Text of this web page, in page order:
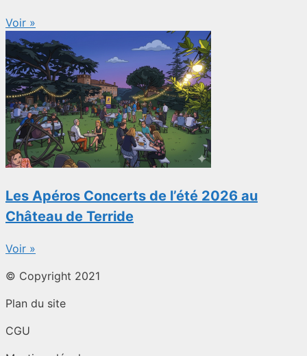
Voir »
Les Apéros Concerts de l’été 2026 au
Château de Terride
Voir »
© Copyright 2021
Plan du site
CGU